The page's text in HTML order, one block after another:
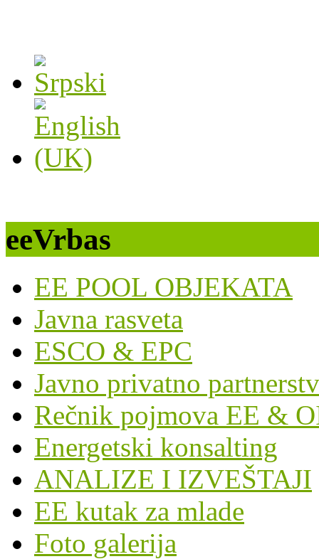
eeVrbas
EE POOL OBJEKATA
Javna rasveta
ESCO & EPC
Javno privatno
Rečnik pojmova EE &
Energetski konsalting
ANALIZE I IZVEŠTAJI
EE kutak za mlade
Foto galerija